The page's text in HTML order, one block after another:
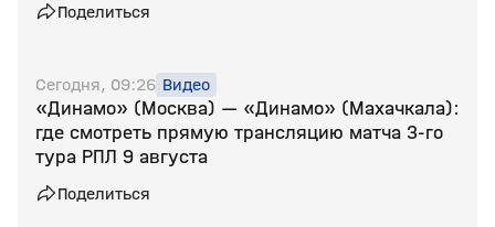
Поделиться
Сегодня, 09:26 Видео
«Динамо» (Москва) — «Динамо» (Махачкала):
где смотреть прямую трансляцию матча 3‑го
тура РПЛ 9 августа
Поделиться